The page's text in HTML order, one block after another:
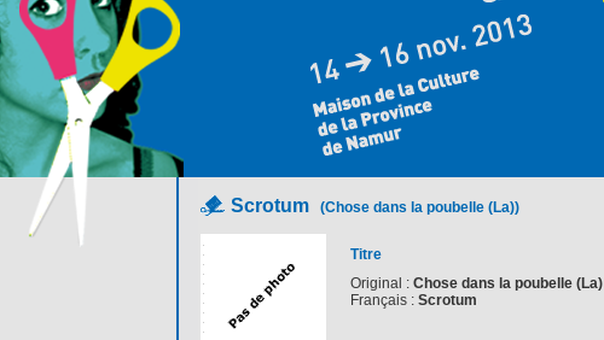
Scrotum (Chose dans la poubelle (La))
Titre
Original : Chose dans la poubelle (La)
Français : Scrotum